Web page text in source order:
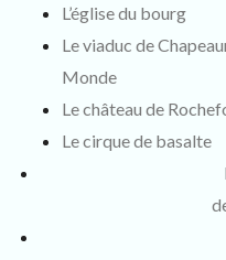
L’église du bourg
Le viaduc de
Monde
Le château de
Le cirque de basalte